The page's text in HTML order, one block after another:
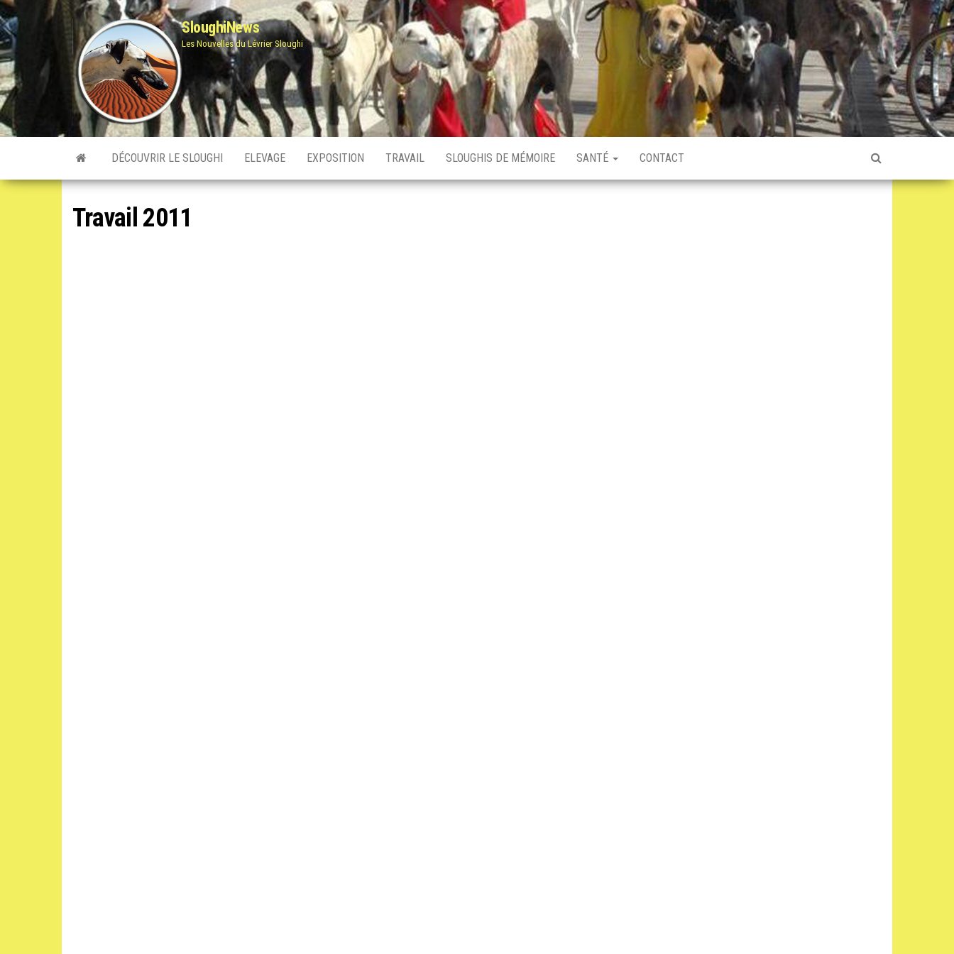
Skip
to
the
content
SloughiNews
Les Nouvelles du Lévrier Sloughi
DÉCOUVRIR LE SLOUGHI ELEVAGE EXPOSITION TRAVAIL SLOUGHIS DE MÉMOIRE SANTÉ CONTACT
Travail 2011